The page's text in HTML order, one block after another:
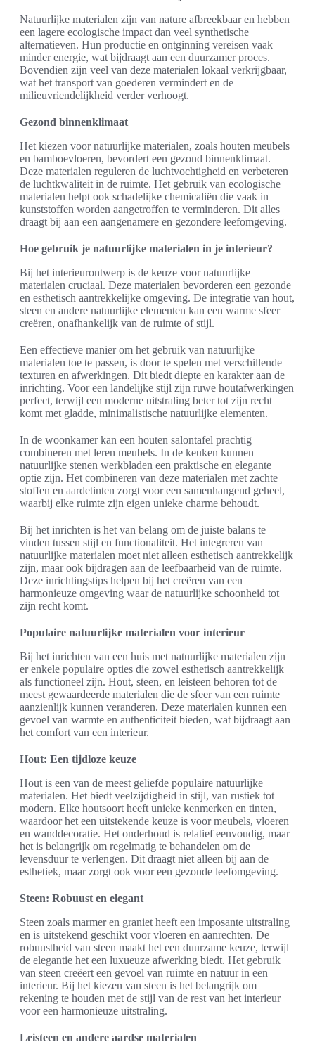
Natuurlijke materialen zijn van nature afbreekbaar en hebben
een lagere ecologische impact dan veel synthetische
alternatieven. Hun productie en ontginning vereisen vaak
minder energie, wat bijdraagt aan een duurzamer proces.
Bovendien zijn veel van deze materialen lokaal verkrijgbaar,
wat het transport van goederen vermindert en de
milieuvriendelijkheid verder verhoogt.
Gezond binnenklimaat
Het kiezen voor natuurlijke materialen, zoals houten meubels
en bamboevloeren, bevordert een gezond binnenklimaat.
Deze materialen reguleren de luchtvochtigheid en verbeteren
de luchtkwaliteit in de ruimte. Het gebruik van ecologische
materialen helpt ook schadelijke chemicaliën die vaak in
kunststoffen worden aangetroffen te verminderen. Dit alles
draagt bij aan een aangenamere en gezondere leefomgeving.
Hoe gebruik je natuurlijke materialen in je interieur?
Bij het interieurontwerp is de keuze voor natuurlijke
materialen cruciaal. Deze materialen bevorderen een gezonde
en esthetisch aantrekkelijke omgeving. De integratie van hout,
steen en andere natuurlijke elementen kan een warme sfeer
creëren, onafhankelijk van de ruimte of stijl.
Een effectieve manier om het gebruik van natuurlijke
materialen toe te passen, is door te spelen met verschillende
texturen en afwerkingen. Dit biedt diepte en karakter aan de
inrichting. Voor een landelijke stijl zijn ruwe houtafwerkingen
perfect, terwijl een moderne uitstraling beter tot zijn recht
komt met gladde, minimalistische natuurlijke elementen.
In de woonkamer kan een houten salontafel prachtig
combineren met leren meubels. In de keuken kunnen
natuurlijke stenen werkbladen een praktische en elegante
optie zijn. Het combineren van deze materialen met zachte
stoffen en aardetinten zorgt voor een samenhangend geheel,
waarbij elke ruimte zijn eigen unieke charme behoudt.
Bij het inrichten is het van belang om de juiste balans te
vinden tussen stijl en functionaliteit. Het integreren van
natuurlijke materialen moet niet alleen esthetisch aantrekkelijk
zijn, maar ook bijdragen aan de leefbaarheid van de ruimte.
Deze inrichtingstips helpen bij het creëren van een
harmonieuze omgeving waar de natuurlijke schoonheid tot
zijn recht komt.
Populaire natuurlijke materialen voor interieur
Bij het inrichten van een huis met natuurlijke materialen zijn
er enkele populaire opties die zowel esthetisch aantrekkelijk
als functioneel zijn. Hout, steen, en leisteen behoren tot de
meest gewaardeerde materialen die de sfeer van een ruimte
aanzienlijk kunnen veranderen. Deze materialen kunnen een
gevoel van warmte en authenticiteit bieden, wat bijdraagt aan
het comfort van een interieur.
Hout: Een tijdloze keuze
Hout is een van de meest geliefde populaire natuurlijke
materialen. Het biedt veelzijdigheid in stijl, van rustiek tot
modern. Elke houtsoort heeft unieke kenmerken en tinten,
waardoor het een uitstekende keuze is voor meubels, vloeren
en wanddecoratie. Het onderhoud is relatief eenvoudig, maar
het is belangrijk om regelmatig te behandelen om de
levensduur te verlengen. Dit draagt niet alleen bij aan de
esthetiek, maar zorgt ook voor een gezonde leefomgeving.
Steen: Robuust en elegant
Steen zoals marmer en graniet heeft een imposante uitstraling
en is uitstekend geschikt voor vloeren en aanrechten. De
robuustheid van steen maakt het een duurzame keuze, terwijl
de elegantie het een luxueuze afwerking biedt. Het gebruik
van steen creëert een gevoel van ruimte en natuur in een
interieur. Bij het kiezen van steen is het belangrijk om
rekening te houden met de stijl van de rest van het interieur
voor een harmonieuze uitstraling.
Leisteen en andere aardse materialen